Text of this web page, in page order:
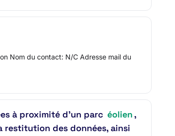
Nom du contact: N/C Adresse mail du
à proximité d’un parc éolien ,
restitution des données, ainsi